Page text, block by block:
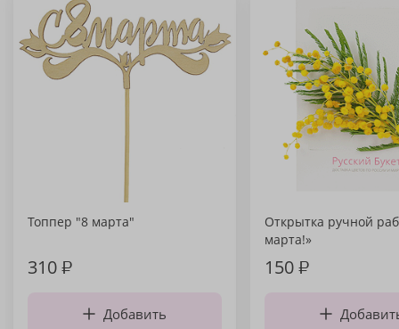
Топпер "8 марта"
310₽
Добавить
Открытка ручной
марта!»
150₽